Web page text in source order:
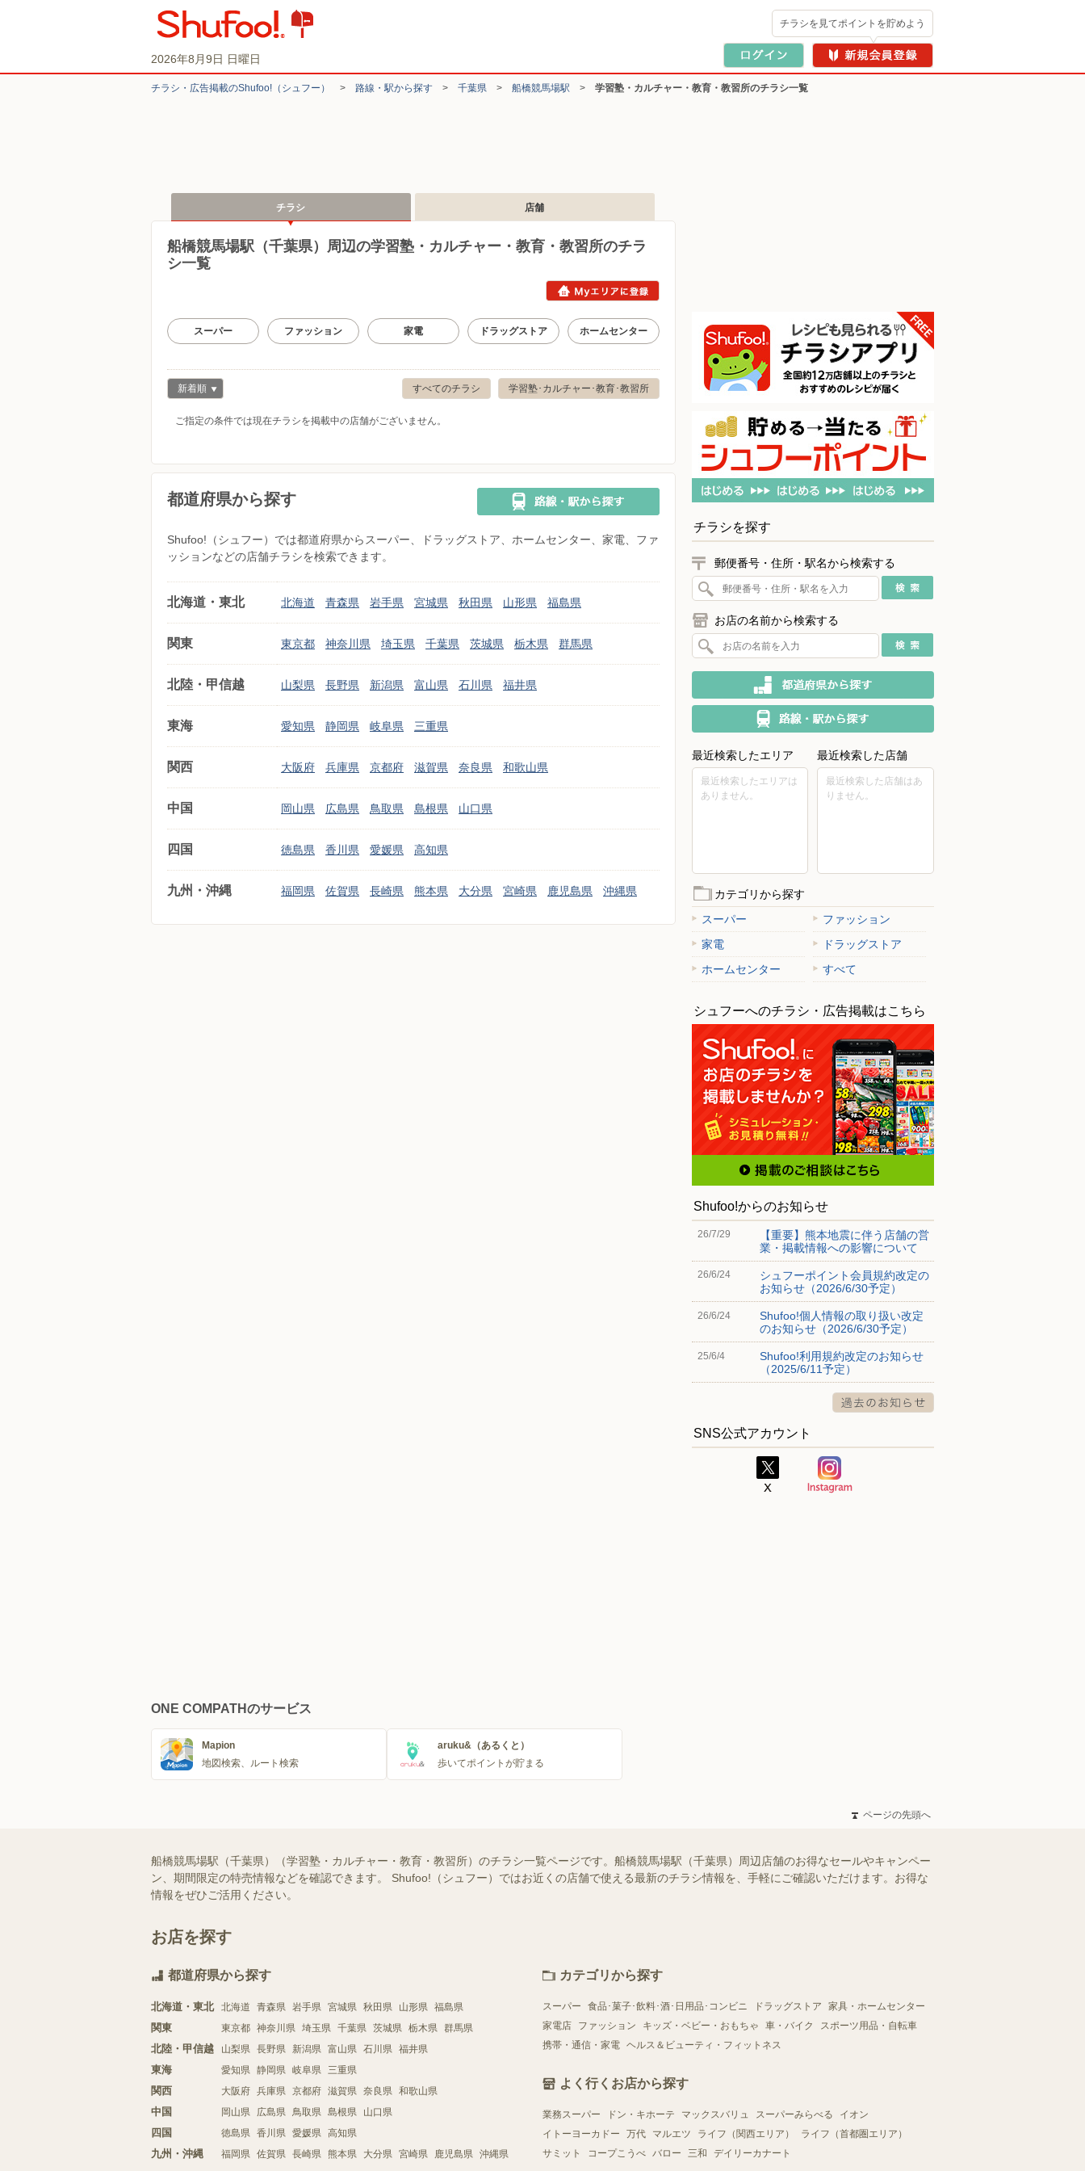
2026年8月9日 日曜日
チラシを見てポイントを貯めよう
チラシ・​広告掲載の​Shufoo!​（シュフー） > 路線・駅から探す > 千葉県 > 船橋競馬場駅 > 学習塾・カルチャー・教育・教習所のチラシ一覧
チラシ 店舗
船橋競馬場駅（千葉県）周辺の学習塾・カルチャー・教育・教習所のチラ
シ一覧
スーパー ファッション 家電 ドラッグストア ホームセンター
学習塾･カルチャー･教育･教習所
すべてのチラシ
新着順
ご指定の条件では現在チラシを掲載中の店舗がございません。
都道府県から探す
Shufoo!（シュフー）では都道府県からスーパー、ドラッグストア、ホームセンター、家電、ファ
ッションなどの店舗チラシを検索できます。
北海道・東北 北海道 青森県 岩手県 宮城県 秋田県 山形県 福島県
関東 東京都 神奈川県 埼玉県 千葉県 茨城県 栃木県 群馬県
北陸・甲信越 山梨県 長野県 新潟県 富山県 石川県 福井県
東海 愛知県 静岡県 岐阜県 三重県
関西 大阪府 兵庫県 京都府 滋賀県 奈良県 和歌山県
中国 岡山県 広島県 鳥取県 島根県 山口県
四国 徳島県 香川県 愛媛県 高知県
九州・沖縄 福岡県 佐賀県 長崎県 熊本県 大分県 宮崎県 鹿児島県 沖縄県
チラシを探す
郵便番号・住所・駅名から検索する
お店の名前から検索する
最近検索したエリア
最近検索したエリアは
ありません。
最近検索した店舗
最近検索した店舗はあ
りません。
カテゴリから探す
スーパー
ファッション
家電
ドラッグストア
ホームセンター
すべて
シュフーへのチラシ・広告掲載はこちら
Shufoo!からのお知らせ
26/7/29
【重要】熊本地震に伴う店舗の営
業・掲載情報への影響について
26/6/24
シュフーポイント会員規約改定の
お知らせ（2026/6/30予定）
26/6/24
Shufoo!個人情報の取り扱い改定
のお知らせ（2026/6/30予定）
25/6/4
Shufoo!利用規約改定のお知らせ
（2025/6/11予定）
SNS公式アカウント
ONE COMPATHのサービス
Mapion
地図検索、ルート検索
aruku&（あるくと）
歩いてポイントが貯まる
ページの先頭へ
船橋競馬場駅（千葉県）（学習塾・カルチャー・教育・教習所）のチラシ一覧ページです。船橋競馬場駅（千葉県）周辺店舗のお得なセールやキャンペー
ン、期間限定の特売情報などを確認できます。 Shufoo!（シュフー）ではお近くの店舗で使える最新のチラシ情報を、手軽にご確認いただけます。お得な
情報をぜひご活用ください。
お店を探す
都道府県から探す
北海道・東北 北海道 青森県 岩手県 宮城県 秋田県 山形県 福島県
関東 東京都 神奈川県 埼玉県 千葉県 茨城県 栃木県 群馬県
北陸・甲信越 山梨県 長野県 新潟県 富山県 石川県 福井県
東海 愛知県 静岡県 岐阜県 三重県
関西 大阪府 兵庫県 京都府 滋賀県 奈良県 和歌山県
中国 岡山県 広島県 鳥取県 島根県 山口県
四国 徳島県 香川県 愛媛県 高知県
九州・沖縄 福岡県 佐賀県 長崎県 熊本県 大分県 宮崎県 鹿児島県 沖縄県
カテゴリから探す
スーパー 食品･菓子･飲料･酒･日用品･コンビニ ドラッグストア
家具・ホームセンター
家電店
ファッション キッズ・ベビー・おもちゃ 車・バイク
スポーツ用品・自転車
携帯・通信・家電 ヘルス＆ビューティ・フィットネス
よく行くお店から探す
業務スーパー ドン・キホーテ マックスバリュ スーパーみらべる
イオン
イトーヨーカドー
万代 マルエツ ライフ（関西エリア）
ライフ（首都圏エリア）
サミット
コープこうべ バロー 三和 デイリーカナート